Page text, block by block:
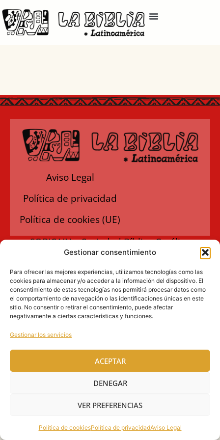
Gestionar consentimiento
Para ofrecer las mejores experiencias, utilizamos tecnologías como las
cookies para almacenar y/o acceder a la información del dispositivo. El
consentimiento de estas tecnologías nos permitirá procesar datos como
el comportamiento de navegación o las identificaciones únicas en este
sitio. No consentir o retirar el consentimiento, puede afectar
negativamente a ciertas características y funciones.
Gestionar los servicios
ACEPTAR
DENEGAR
VER PREFERENCIAS
Política de cookiesPolítica de privacidadAviso Legal
Aviso Legal
Política de privacidad
Política de cookies (UE)
SOBICAIN – Sociedad Bíblica Católica
Internacional · C/ Protasio Gómez, 15. 28027
MADRID
Tlfs. +34 609 930 390 | +34 91 742 5113 ·
ventasinternacional@sobicain.org·
sobicain@sobicain.org
@ 2026 SOBICAIN, todos los derechos reservados